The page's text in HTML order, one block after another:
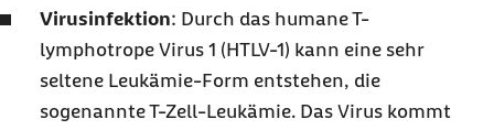
Virusinfektion: Durch das humane T-
lymphotrope Virus 1 (HTLV-1) kann eine sehr
seltene Leukämie-Form entstehen, die
sogenannte T-Zell-Leukämie. Das Virus kommt